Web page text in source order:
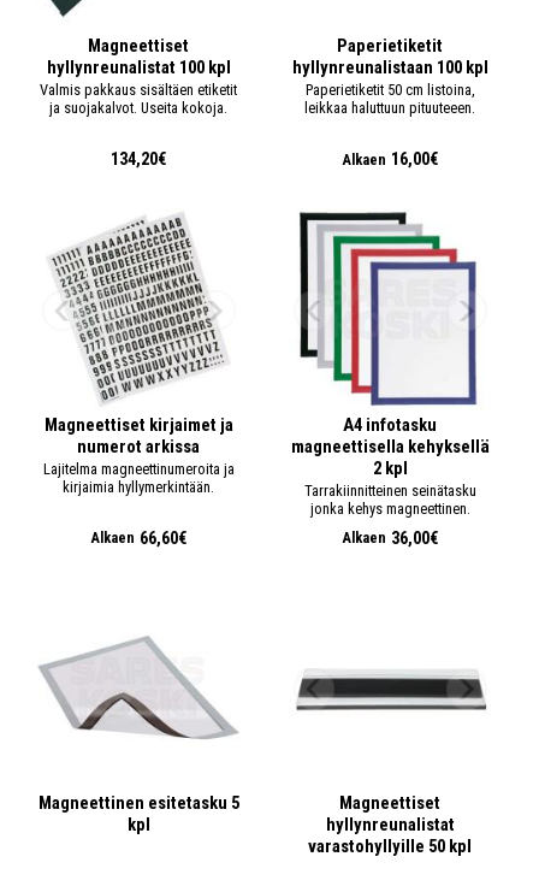
Magneettiset
hyllynreunalistat 100 kpl
Valmis pakkaus sisältäen etiketit
ja suojakalvot. Useita kokoja.
134,20€
Paperietiketit
hyllynreunalistaan 100 kpl
Paperietiketit 50 cm listoina,
leikkaa haluttuun pituuteeen.
Alkaen 16,00€
Magneettiset kirjaimet ja
numerot arkissa
Lajitelma magneettinumeroita ja
kirjaimia hyllymerkintään.
Alkaen 66,60€
A4 infotasku
magneettisella kehyksellä
2 kpl
Tarrakiinnitteinen seinätasku
jonka kehys magneettinen.
Alkaen 36,00€
Magneettinen esitetasku 5
kpl
Magneettiset
hyllynreunalistat
varastohyllyille 50 kpl